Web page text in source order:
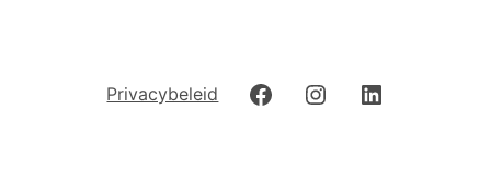
Privacybeleid FacebookInstagram